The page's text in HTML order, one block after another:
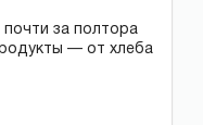
почти за полтора
— от хлеба